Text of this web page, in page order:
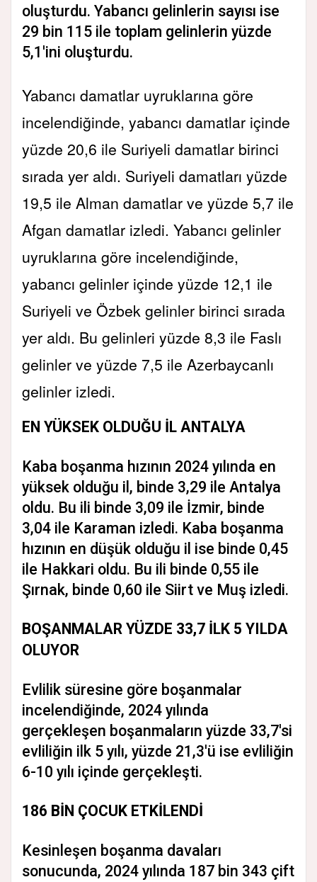
oluşturdu. Yabancı gelinlerin sayısı ise
29 bin 115 ile toplam gelinlerin yüzde
5,1'ini oluşturdu.
Yabancı damatlar uyruklarına göre
incelendiğinde, yabancı damatlar içinde
yüzde 20,6 ile Suriyeli damatlar birinci
sırada yer aldı. Suriyeli damatları yüzde
19,5 ile Alman damatlar ve yüzde 5,7 ile
Afgan damatlar izledi. Yabancı gelinler
uyruklarına göre incelendiğinde,
yabancı gelinler içinde yüzde 12,1 ile
Suriyeli ve Özbek gelinler birinci sırada
yer aldı. Bu gelinleri yüzde 8,3 ile Faslı
gelinler ve yüzde 7,5 ile Azerbaycanlı
gelinler izledi.
EN YÜKSEK OLDUĞU İL ANTALYA
Kaba boşanma hızının 2024 yılında en
yüksek olduğu il, binde 3,29 ile Antalya
oldu. Bu ili binde 3,09 ile İzmir, binde
3,04 ile Karaman izledi. Kaba boşanma
hızının en düşük olduğu il ise binde 0,45
ile Hakkari oldu. Bu ili binde 0,55 ile
Şırnak, binde 0,60 ile Siirt ve Muş izledi.
BOŞANMALAR YÜZDE 33,7 İLK 5 YILDA
OLUYOR
Evlilik süresine göre boşanmalar
incelendiğinde, 2024 yılında
gerçekleşen boşanmaların yüzde 33,7'si
evliliğin ilk 5 yılı, yüzde 21,3'ü ise evliliğin
6-10 yılı içinde gerçekleşti.
186 BİN ÇOCUK ETKİLENDİ
Kesinleşen boşanma davaları
sonucunda, 2024 yılında 187 bin 343 çift